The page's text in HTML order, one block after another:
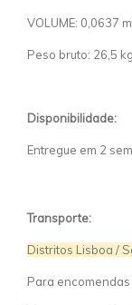
VOLUME: 0,0637
Peso bruto: 26,5
Disponibilidade:
Entregue em 2
Transporte:
Distritos Lisboa /
Para